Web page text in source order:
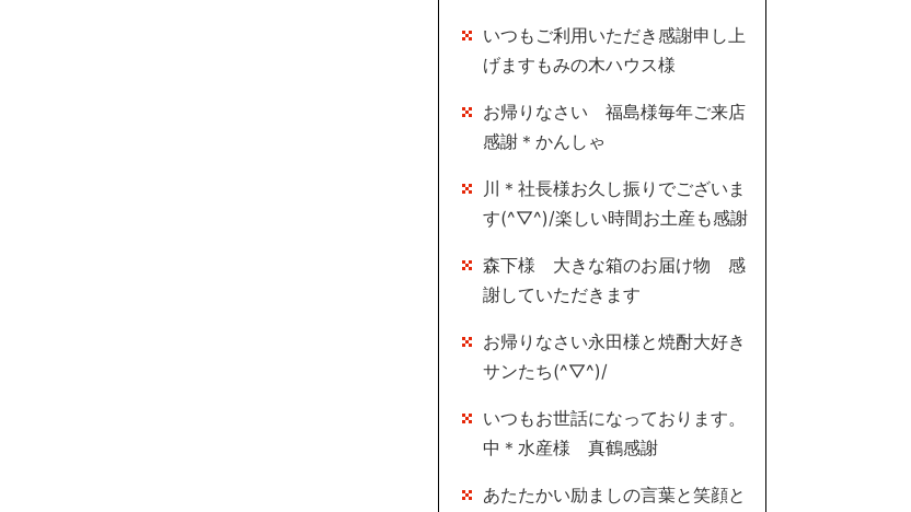
いつもご利用いただき感謝申し上
げますもみの木ハウス様
お帰りなさい 福島様毎年ご来店
感謝＊かんしゃ
川＊社長様お久し振りでございま
す(^▽^)/楽しい時間お土産も感謝
森下様 大きな箱のお届け物 感
謝していただきます
お帰りなさい永田様と焼酎大好き
サンたち(^▽^)/
いつもお世話になっております。
中＊水産様 真鶴感謝
あたたかい励ましの言葉と笑顔と